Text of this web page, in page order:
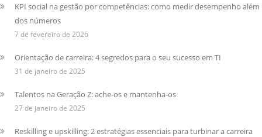
KPI social na gestão por competências: como medir desempenho além
dos números
7 de fevereiro de 2026
Orientação de carreira: 4 segredos para o seu sucesso em TI
31 de janeiro de 2025
Talentos na Geração Z: ache-os e mantenha-os
27 de janeiro de 2025
Reskilling e upskilling: 2 estratégias essenciais para turbinar a carreira